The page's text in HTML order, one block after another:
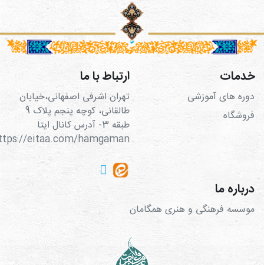
خدمات
دوره های آموزشی
فروشگاه
ارتباط با ما
تهران اشرفی اصفهانی،خیابان
طالقانی، کوچه پنجم پلاک 9
طبقه 3- آدرس کانال ایتا
https://eitaa.com/hamgaman
درباره ما
موسسه فرهنگی و هنری همگامان